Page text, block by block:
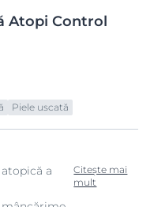
Atopi Control
Piele uscată
a
Citește mai
mult